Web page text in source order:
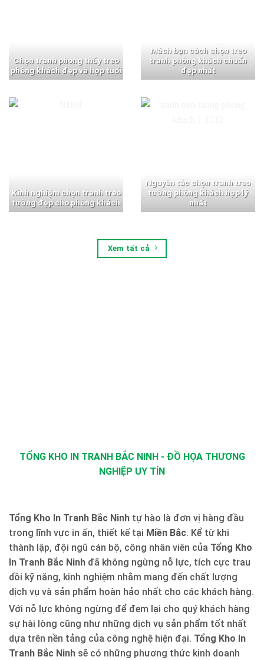
Chọn tranh phong thủy treo
phòng khách đẹp và hợp tuổi
Mách bạn cách chọn treo
tranh phòng khách chuẩn
đẹp nhất
Kinh nghiệm chọn tranh treo
tường đẹp cho phòng khách
Nguyên tắc chọn tranh treo
tường phòng khách hợp lý
nhất
Xem tất cả
TỔNG KHO IN TRANH BẮC NINH - ĐỒ HỌA THƯƠNG
NGHIỆP UY TÍN
Tổng Kho In Tranh Bắc Ninh tự hào là đơn vị hàng đầu
trong lĩnh vực in ấn, thiết kế tại Miền Bắc. Kể từ khi
thành lập, đội ngũ cán bộ, công nhân viên của Tổng Kho
In Tranh Bắc Ninh đã không ngừng nỗ lực, tích cực trau
dồi kỹ năng, kinh nghiệm nhằm mang đến chất lượng
dịch vụ và sản phẩm hoàn hảo nhất cho các khách hàng.
Với nỗ lực không ngừng để đem lại cho quý khách hàng
sự hài lòng cũng như những dịch vụ sản phẩm tốt nhất
dựa trên nền tảng của công nghệ hiện đại. Tổng Kho In
Tranh Bắc Ninh sẽ có những phương thức kinh doanh